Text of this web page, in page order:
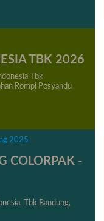
TBK 2026
Tbk
Rompi Posyandu
COLORPAK -
Tbk Bandung,